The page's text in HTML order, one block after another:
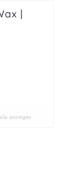
|
anzeigen